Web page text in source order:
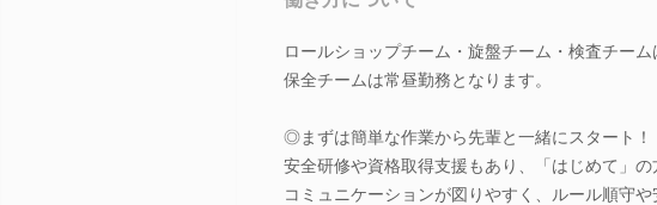
ロールショップチーム・旋盤チーム・検査チーム
保全チームは常昼勤務となります。
◎まずは簡単な作業から先輩と一緒にスタート！
安全研修や資格取得支援もあり、「はじめて」の
コミュニケーションが図りやすく、ルール順守